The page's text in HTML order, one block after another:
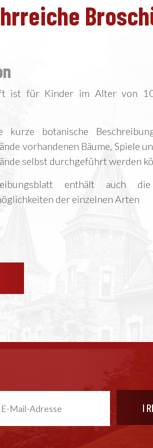
ist für Kinder im Alter von
kurze botanische
vorhandenen Bäume, Spiele
selbst durchgeführt werden
enthält auch die
der einzelnen Arten